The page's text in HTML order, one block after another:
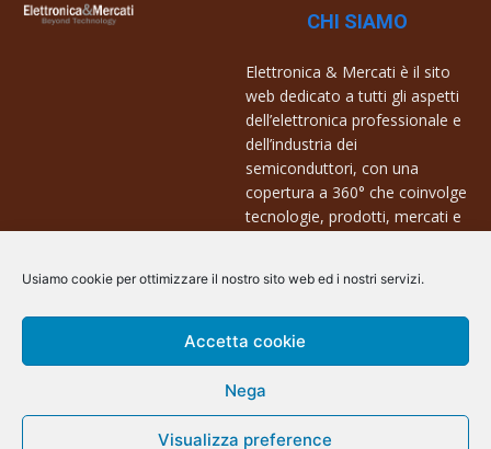
Usiamo cookie per ottimizzare il nostro sito web ed i nostri servizi.
Accetta cookie
Nega
Visualizza preference
CHI SIAMO
Elettronica & Mercati è il sito
web dedicato a tutti gli aspetti
dell’elettronica professionale e
dell’industria dei
semiconduttori, con una
copertura a 360° che coinvolge
tecnologie, prodotti, mercati e
Contatti:
info@arscommunication.it
@ArsCommunication 2023